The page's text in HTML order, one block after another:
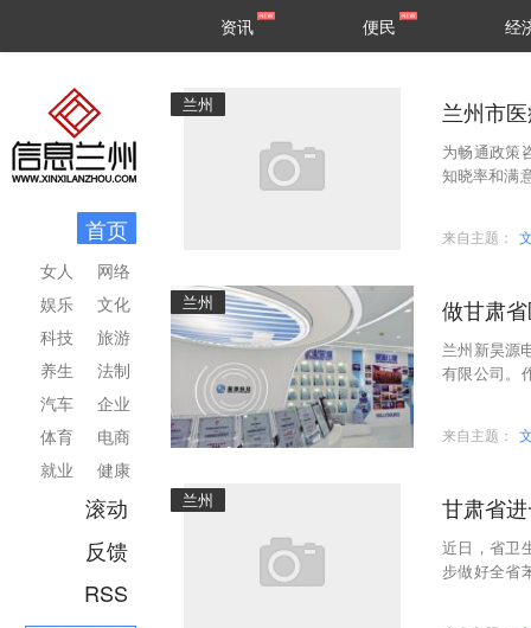
区县
资讯 便民 经
首页
网络
文化
旅游
法制
企业
电商
健康
女人
娱乐
科技
养生
汽车
体育
就业
滚动
反馈
RSS
兰州 兰州市
为畅通政策
知晓率和满
来自主题：
兰州 做甘肃
兰州新昊源
有限公司。
来自主题：
兰州 甘肃省
近日，省卫
步做好全省